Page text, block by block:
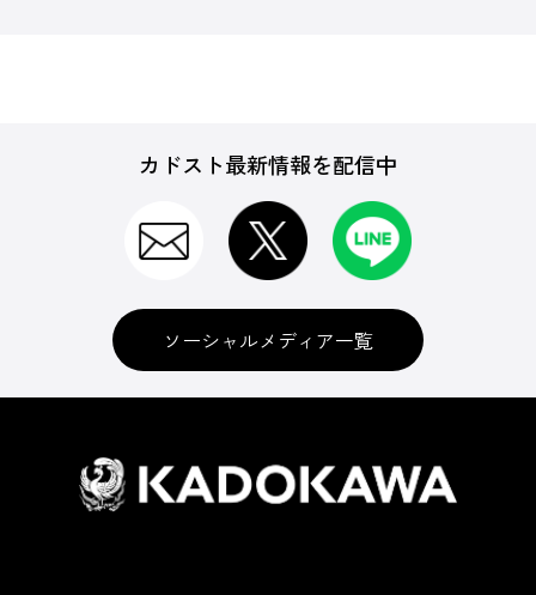
カドスト最新情報を配信中
ソーシャルメディア一覧